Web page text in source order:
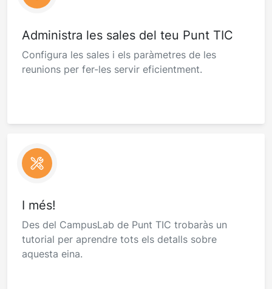
Administra les sales del teu Punt TIC
Configura les sales i els paràmetres de les
reunions per fer-les servir eficientment.
I més!
Des del CampusLab de Punt TIC trobaràs un
tutorial per aprendre tots els detalls sobre
aquesta eina.